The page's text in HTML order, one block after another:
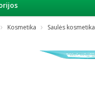
Kosmetika Saulės kosmetika